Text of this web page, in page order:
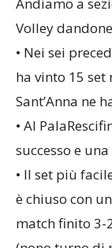
Volley
• Nei sei
ha vinto 15
Sant’Anna ne
successo e
• Il set più
match finito